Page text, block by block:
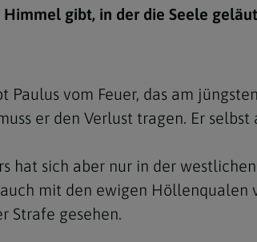
Himmel gibt, in der die Seele
Paulus vom Feuer, das am
er den Verlust tragen. Er
hat sich aber nur in der
mit den ewigen Höllenqualen
Strafe gesehen.